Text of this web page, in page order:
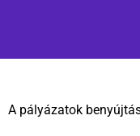
A pályázatok